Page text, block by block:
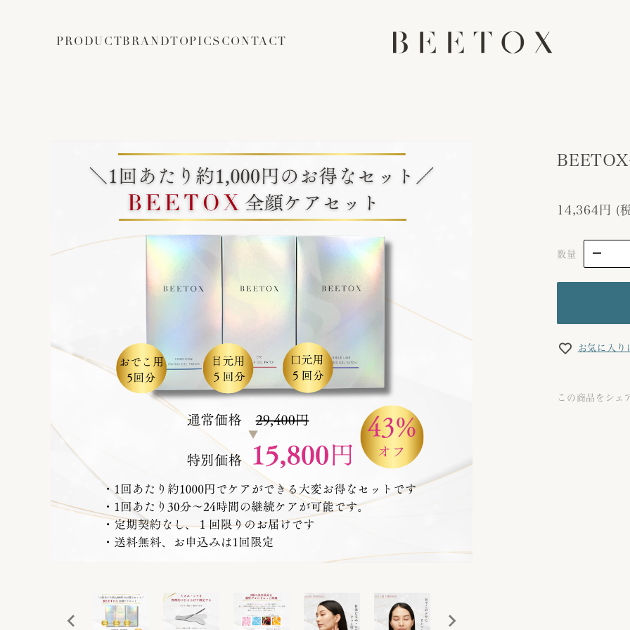
PRODUCTBRANDTOPICS CONTACT
14,364円 (
数量
お気に入り
この商品をシェ